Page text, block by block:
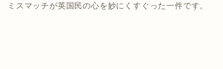
ミスマッチが英国民の心を妙にくすぐった一件です。